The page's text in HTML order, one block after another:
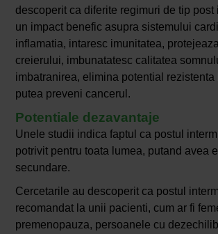
descoperit ca diferite regimuri de tip post
un impact benefic asupra sistemului
inflamatia, intaresc imunitatea,
creierului, imbunatatesc calitatea
imbatranirea, elimina potential
putea preveni cancerul.
Potentiale dezavantaje
Unele studii indica faptul ca postul
potrivit pentru toata lumea, putand avea
secundare.
Cercetarile au descoperit ca postul
recomandat la unii pacienti, cum ar fi
premenopauza, persoanele cu